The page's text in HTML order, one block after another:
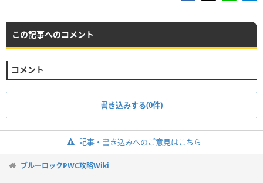
吉良涼介【みんなに届ける恩返
し】
烏旅人【無欠への一手】
吉良涼介【みんなに届ける恩返
し】
この記事へのコメント
コメント
書き込みする(0件)
記事・書き込みへのご意見はこちら
ブルーロックPWC攻略Wiki